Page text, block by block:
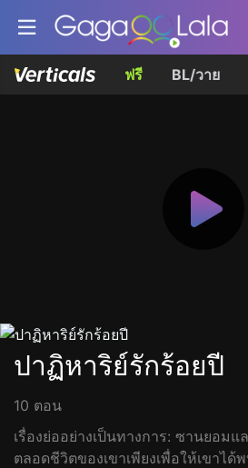
ฟรี BL/วาย
ปาฏิหาริย์รักร้อยปี
10 ตอน
เรื่องย่ออย่างเป็นทางการ: ซานยอมแ
ตลอดชีวิตของเขาเพียงเพื่อให้เขาได้